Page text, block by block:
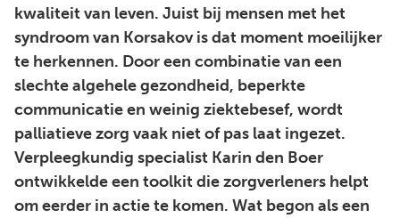
kwaliteit van leven. Juist bij mensen met het
syndroom van Korsakov is dat moment moeilijker
te herkennen. Door een combinatie van een
slechte algehele gezondheid, beperkte
communicatie en weinig ziektebesef, wordt
palliatieve zorg vaak niet of pas laat ingezet.
Verpleegkundig specialist Karin den Boer
ontwikkelde een toolkit die zorgverleners helpt
om eerder in actie te komen. Wat begon als een